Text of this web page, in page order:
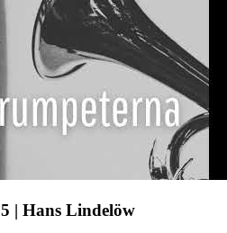
| Hans Lindelöw